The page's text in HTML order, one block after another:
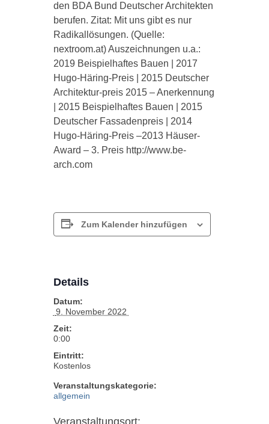
den BDA Bund Deutscher Architekten
berufen. Zitat: Mit uns gibt es nur
Radikallösungen. (Quelle:
nextroom.at) Auszeichnungen u.a.:
2019 Beispielhaftes Bauen | 2017
Hugo-Häring-Preis | 2015 Deutscher
Architektur-preis 2015 – Anerkennung
| 2015 Beispielhaftes Bauen | 2015
Deutscher Fassadenpreis | 2014
Hugo-Häring-Preis –2013 Häuser-
Award – 3. Preis http://www.be-
arch.com
Zum Kalender hinzufügen
Details
Datum:
9. November 2022
Zeit:
0:00
Eintritt:
Kostenlos
Veranstaltungskategorie:
allgemein